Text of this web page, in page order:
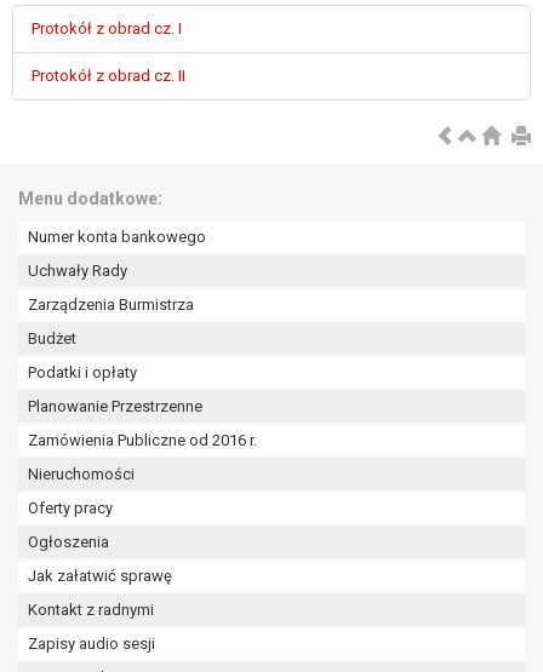
Protokół z obrad cz. I
Protokół z obrad cz. II
Menu dodatkowe:
Numer konta bankowego
Uchwały Rady
Zarządzenia Burmistrza
Budżet
Podatki i opłaty
Planowanie Przestrzenne
Zamówienia Publiczne od 2016 r.
Nieruchomości
Oferty pracy
Ogłoszenia
Jak załatwić sprawę
Kontakt z radnymi
Zapisy audio sesji
prawo sprzeciwu wobec przetwarzania
danych na podstawie art. 21 RODO, wobec
przetwarzania danych osobowych, którego
podstawą prawną jest:
powierzonej administratorowi bądź
Z przyczyn związanych z Pani/Pana
sprzeciwu, administrator nie może już
wolności osoby, której dane dotyczą, lub
podstaw do ustalenia, dochodzenia lub
obrony roszczeń.